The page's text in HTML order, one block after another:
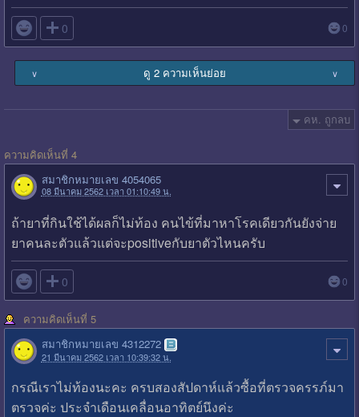
 0 0
∨ ดู 2 ความเห็นย่อย ∨
คห. ถูกลบ
ความคิดเห็นที่ 4
สมาชิกหมายเลข 4054065
08 มีนาคม 2562 เวลา 01:10:49 น.
ถ้ายาที่กินใช้ได้ผลก็ไม่ท้อง คนไข้ที่มาหาโรคเดียวกันยังจ่าย
ยาคนละตัวแล้วแต่จะpositiveกับยาตัวไหนครับ
 0 0
ความคิดเห็นที่ 5
สมาชิกหมายเลข 4312272
21 มีนาคม 2562 เวลา 10:39:32 น.
กรณีเราไม่ท้องนะคะ ครบสองสัปดาห์แล้วซื้อที่ตรวจครรภ์มา
ตรวจค่ะ ประจำเดือนเคลื่อนอาทิตย์นึงค่ะ